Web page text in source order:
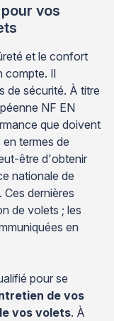
vos
et le confort
compte. Il
de sécurité. À titre
NF EN
que doivent
termes de
être d'obtenir
nationale de
dernières
de volets ; les
en
pour se
de vos
vos volets. À